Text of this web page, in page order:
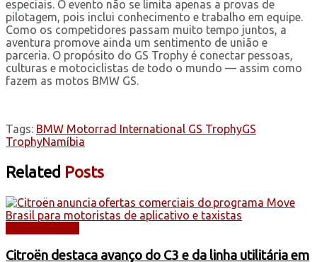
especiais. O evento não se limita apenas a provas de
pilotagem, pois inclui conhecimento e trabalho em equipe.
Como os competidores passam muito tempo juntos, a
aventura promove ainda um sentimento de união e
parceria. O propósito do GS Trophy é conectar pessoas,
culturas e motociclistas de todo o mundo — assim como
fazem as motos BMW GS.
Tags: BMW Motorrad International GS TrophyGS
TrophyNamíbia
Related Posts
Citroën destaca avanço do C3 e da linha utilitária em